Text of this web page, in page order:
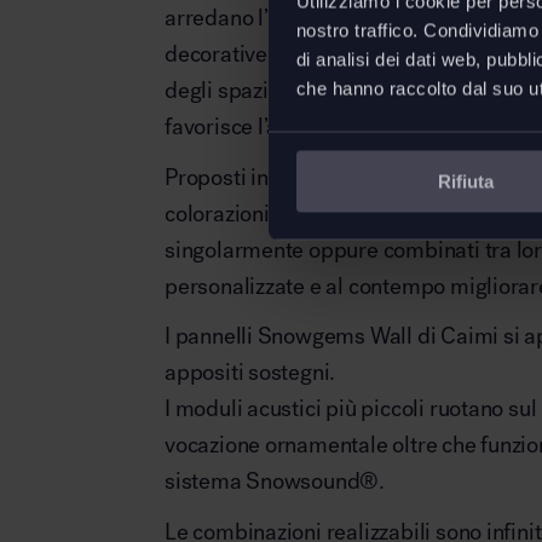
nostro traffico.
di analisi dei dati web,
che hanno raccolto dal suo
Rifiuta
arredano l’ufficio e gli ambienti di
decorative, e contribuiscono al
degli spazi condivisi grazie alla
favorisce l’assorbimento dei rumori.
Proposti in quattro diverse dimensioni
colorazioni, i moduli fonoassorbenti a
singolarmente oppure combinati tra
personalizzate e al contempo
I pannelli Snowgems Wall di Caimi si
appositi sostegni.
I moduli acustici più piccoli ruotano
vocazione ornamentale oltre che
sistema Snowsound®.
Le combinazioni realizzabili sono